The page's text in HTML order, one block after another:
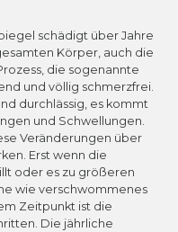
schädigt über Jahre
Körper, auch die
die sogenannte
und völlig schmerzfrei.
durchlässig, es kommt
und Schwellungen.
Veränderungen über
Erst wenn die
oder es zu größeren
wie verschwommenes
Zeitpunkt ist die
Die jährliche